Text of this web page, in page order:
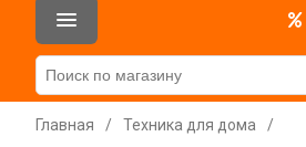
Главная / Техника для дома
/